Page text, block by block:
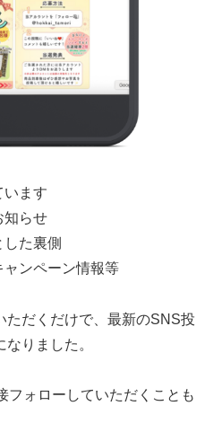
います
知らせ
た裏側
ンペーン情報等
ただくだけで、最新のSNS投
なりました。
フォローしていただくことも